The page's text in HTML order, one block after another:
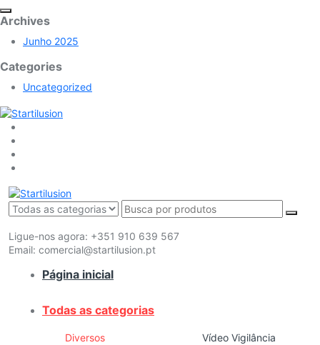
Archives
Junho 2025
Categories
Uncategorized
Ligue-nos agora: +351 910 639 567
Email: comercial@startilusion.pt
Página inicial
Todas as categorias
Diversos Vídeo Vigilância